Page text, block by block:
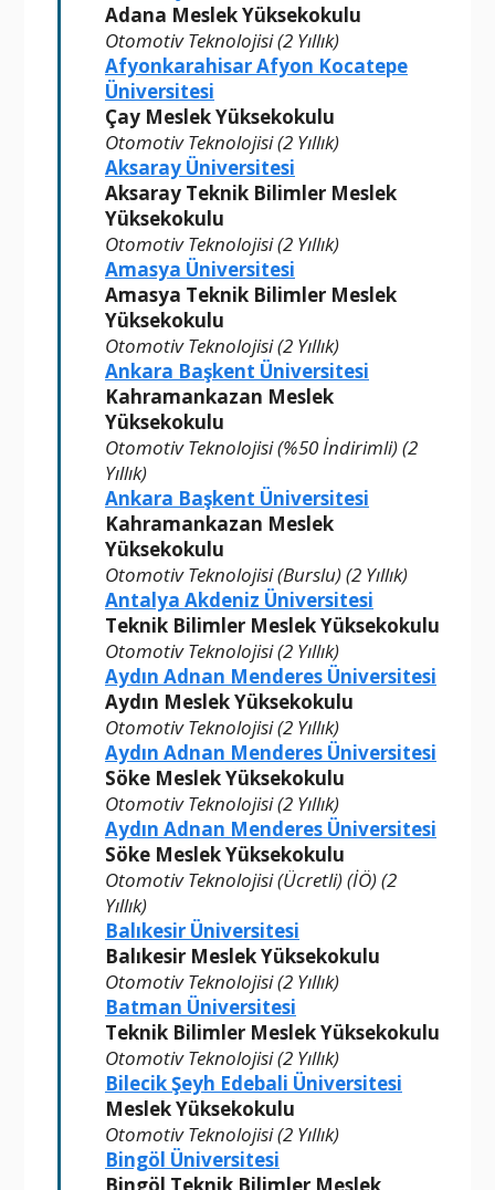
Adana Meslek Yüksekokulu
Otomotiv Teknolojisi (2 Yıllık)
Afyonkarahisar Afyon Kocatepe
Üniversitesi
Çay Meslek Yüksekokulu
Otomotiv Teknolojisi (2 Yıllık)
Aksaray Üniversitesi
Aksaray Teknik Bilimler Meslek
Yüksekokulu
Otomotiv Teknolojisi (2 Yıllık)
Amasya Üniversitesi
Amasya Teknik Bilimler Meslek
Yüksekokulu
Otomotiv Teknolojisi (2 Yıllık)
Ankara Başkent Üniversitesi
Kahramankazan Meslek
Yüksekokulu
Otomotiv Teknolojisi (%50 İndirimli) (2
Yıllık)
Ankara Başkent Üniversitesi
Kahramankazan Meslek
Yüksekokulu
Otomotiv Teknolojisi (Burslu) (2 Yıllık)
Antalya Akdeniz Üniversitesi
Teknik Bilimler Meslek Yüksekokulu
Otomotiv Teknolojisi (2 Yıllık)
Aydın Adnan Menderes Üniversitesi
Aydın Meslek Yüksekokulu
Otomotiv Teknolojisi (2 Yıllık)
Aydın Adnan Menderes Üniversitesi
Söke Meslek Yüksekokulu
Otomotiv Teknolojisi (2 Yıllık)
Aydın Adnan Menderes Üniversitesi
Söke Meslek Yüksekokulu
Otomotiv Teknolojisi (Ücretli) (İÖ) (2
Yıllık)
Balıkesir Üniversitesi
Balıkesir Meslek Yüksekokulu
Otomotiv Teknolojisi (2 Yıllık)
Batman Üniversitesi
Teknik Bilimler Meslek Yüksekokulu
Otomotiv Teknolojisi (2 Yıllık)
Bilecik Şeyh Edebali Üniversitesi
Meslek Yüksekokulu
Otomotiv Teknolojisi (2 Yıllık)
Bingöl Üniversitesi